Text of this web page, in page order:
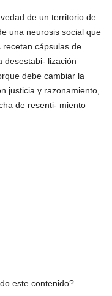
de un territorio de
una neurosis social que
cápsulas de
desestabi- lización
debe cambiar la
justicia y razonamiento,
de resenti- miento
este contenido?